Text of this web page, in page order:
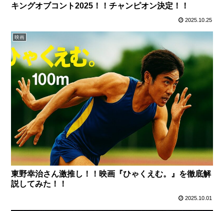
キングオブコント2025！！チャンピオン決定！！
2025.10.25
映画
東野幸治さん激推し！！映画『ひゃくえむ。』を徹底解
説してみた！！
2025.10.01